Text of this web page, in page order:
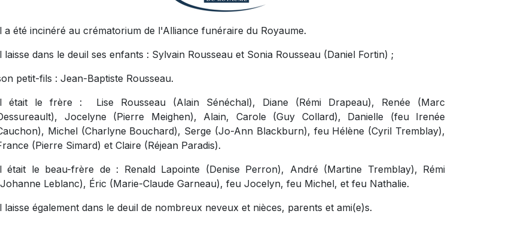
a été incinéré au crématorium de l'Alliance funéraire du Royaume.
laisse dans le deuil ses enfants : Sylvain Rousseau et Sonia Rousseau (Daniel Fortin) ;
petit-fils : Jean-Baptiste Rousseau.
était le frère : Lise Rousseau (Alain Sénéchal), Diane (Rémi Drapeau), Renée (Marc
Jocelyne (Pierre Meighen), Alain, Carole (Guy Collard), Danielle (feu Irenée
Michel (Charlyne Bouchard), Serge (Jo-Ann Blackburn), feu Hélène (Cyril Tremblay),
(Pierre Simard) et Claire (Réjean Paradis).
était le beau-frère de : Renald Lapointe (Denise Perron), André (Martine Tremblay), Rémi
Leblanc), Éric (Marie-Claude Garneau), feu Jocelyn, feu Michel, et feu Nathalie.
laisse également dans le deuil de nombreux neveux et nièces, parents et ami(e)s.